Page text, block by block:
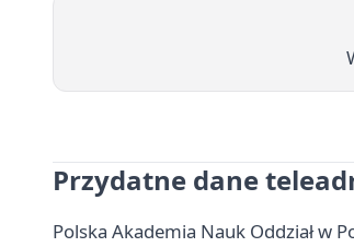
Przydatne dane
Polska Akademia Nauk Oddział w